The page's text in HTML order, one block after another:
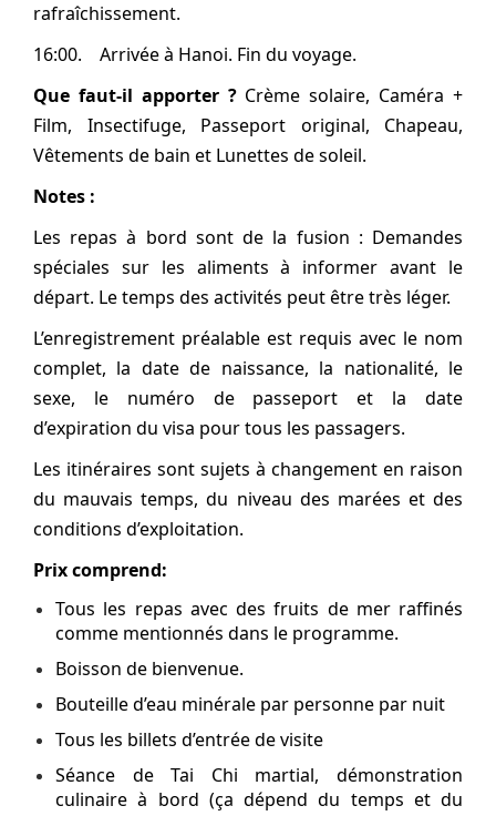
rafraîchissement.
16:00. Arrivée à Hanoi. Fin du voyage.
Que faut-il apporter ?Crème solaire, Caméra +
Film, Insectifuge, Passeport original, Chapeau,
Vêtements de bain et Lunettes de soleil.
Notes :
Les repas à bord sont de la fusion : Demandes
spéciales sur les aliments à informer avant le
départ. Le temps des activités peut être très léger.
L’enregistrement préalable est requis avec le nom
complet, la date de naissance, la nationalité, le
sexe, le numéro de passeport et la date
d’expiration du visa pour tous les passagers.
Les itinéraires sont sujets à changement en raison
du mauvais temps, du niveau des marées et des
conditions d’exploitation.
Prix comprend:
Tous les repas avec des fruits de mer raffinés
comme mentionnés dans le programme.
Boisson de bienvenue.
Bouteille d’eau minérale par personne par nuit
Tous les billets d’entrée de visite
Séance de Tai Chi martial, démonstration
culinaire à bord (ça dépend du temps et du